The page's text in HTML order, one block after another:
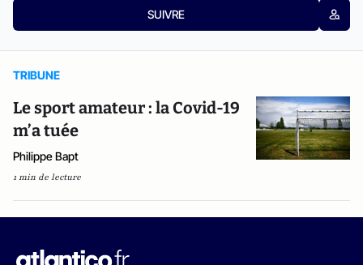
SUIVRE
TRIBUNE
Le sport amateur : la Covid-19
m’a tuée
Philippe Bapt
1 min de lecture